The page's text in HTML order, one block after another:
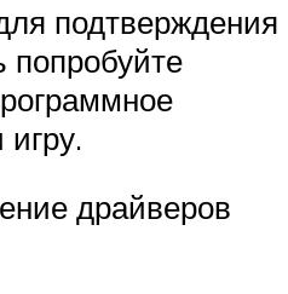
подтверждения
попробуйте
драйверов